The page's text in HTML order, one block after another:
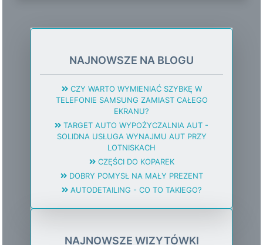
NAJNOWSZE NA BLOGU
CZY WARTO WYMIENIAĆ SZYBKĘ W
TELEFONIE SAMSUNG ZAMIAST CAŁEGO
EKRANU?
TARGET AUTO WYPOŻYCZALNIA AUT -
SOLIDNA USŁUGA WYNAJMU AUT PRZY
LOTNISKACH
CZĘŚCI DO KOPAREK
DOBRY POMYSŁ NA MAŁY PREZENT
AUTODETAILING - CO TO TAKIEGO?
NAJNOWSZE WIZYTÓWKI